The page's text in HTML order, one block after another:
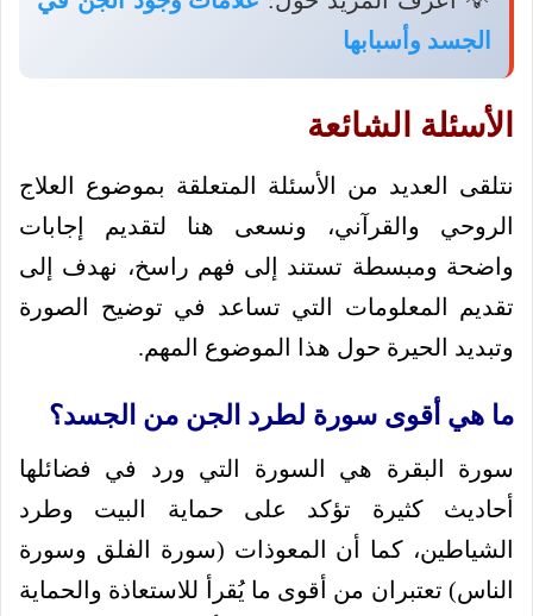
الجسد وأسبابها
الأسئلة الشائعة
نتلقى العديد من الأسئلة المتعلقة بموضوع العلاج
الروحي والقرآني، ونسعى هنا لتقديم إجابات
واضحة ومبسطة تستند إلى فهم راسخ، نهدف إلى
تقديم المعلومات التي تساعد في توضيح الصورة
وتبديد الحيرة حول هذا الموضوع المهم.
ما هي أقوى سورة لطرد الجن من الجسد؟
سورة البقرة هي السورة التي ورد في فضائلها
أحاديث كثيرة تؤكد على حماية البيت وطرد
الشياطين، كما أن المعوذات (سورة الفلق وسورة
الناس) تعتبران من أقوى ما يُقرأ للاستعاذة والحماية